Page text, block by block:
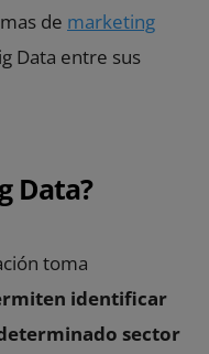
de marketing
Data entre sus
Data?
toma
identificar
sector